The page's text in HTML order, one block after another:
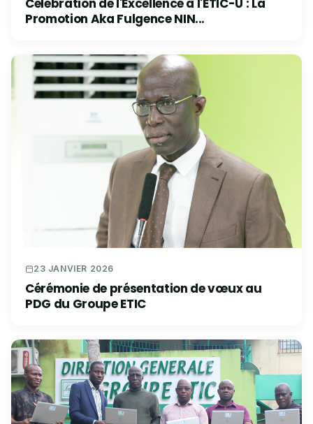
Célébration de l'Excellence à l'ETIC-U : La
Promotion Aka Fulgence NIN...
23 JANVIER 2026
Cérémonie de présentation de vœux au
PDG du Groupe ETIC